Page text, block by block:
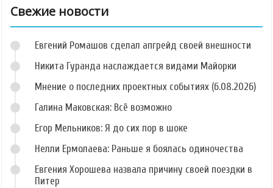
Свежие новости
Евгений Ромашов сделал апгрейд своей внешности
Никита Гуранда наслаждается видами Майорки
Мнение о последних проектных событиях (6.08.2026)
Галина Маковская: Всё возможно
Егор Мельников: Я до сих пор в шоке
Нелли Ермолаева: Раньше я боялась одиночества
Евгения Хорошева назвала причину своей поездки в
Питер